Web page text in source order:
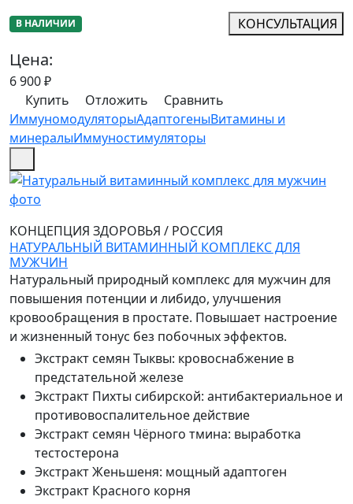
В НАЛИЧИИ КОНСУЛЬТАЦИЯ
Цена:
6 900₽
Купить
Отложить
Сравнить
ИммуномодуляторыАдаптогеныВитамины и
минералыИммуностимуляторы
КОНЦЕПЦИЯ ЗДОРОВЬЯ / РОССИЯ
НАТУРАЛЬНЫЙ ВИТАМИННЫЙ КОМПЛЕКС ДЛЯ
МУЖЧИН
Натуральный природный комплекс для мужчин для
повышения потенции и либидо, улучшения
кровообращения в простате. Повышает настроение
и жизненный тонус без побочных эффектов.
Экстракт семян Тыквы: кровоснабжение в
предстательной железе
Экстракт Пихты сибирской: антибактериальное и
противовоспалительное действие
Экстракт семян Чёрного тмина: выработка
тестостерона
Экстракт Женьшеня: мощный адаптоген
Экстракт Красного корня